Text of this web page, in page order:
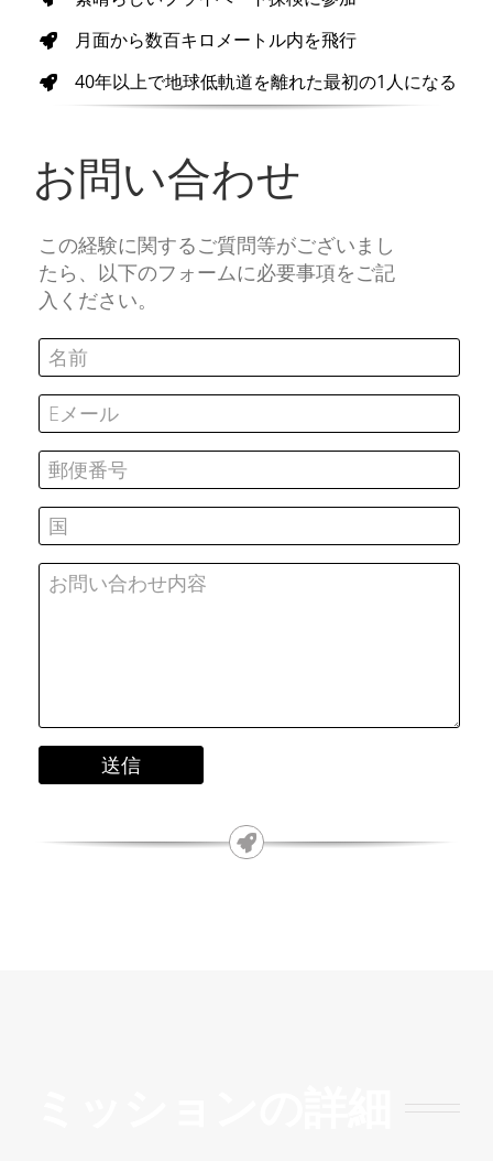
月面から数百キロメートル内を飛行
40年以上で地球低軌道を離れた最初の1 人になる
お問い合わせ
この経験に関するご質問等がございまし
たら、以下のフォームに必要事項をご記
入ください。